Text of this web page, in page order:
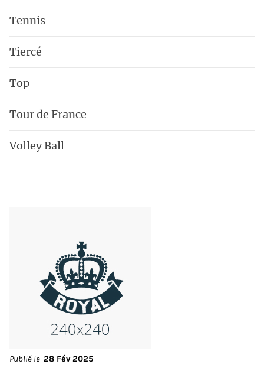
Tennis
Tiercé
Top
Tour de France
Volley Ball
Publié le 28 Fév 2025